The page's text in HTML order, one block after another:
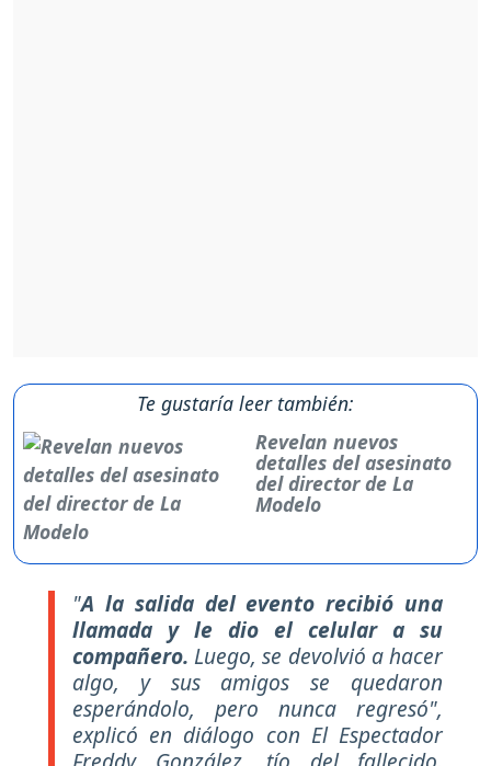
Te gustaría leer también:
Revelan nuevos
detalles del asesinato
del director de La
Modelo
"A la salida del evento recibió una
llamada y le dio el celular a su
compañero. Luego, se devolvió a hacer
algo, y sus amigos se quedaron
esperándolo, pero nunca regresó",
explicó en diálogo con El Espectador